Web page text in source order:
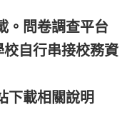
。問卷調查平台
自行串接校務資
下載相關說明